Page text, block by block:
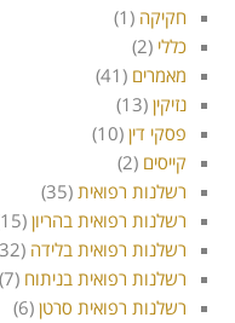
חקיקה (1)
כללי (2)
מאמרים (41)
נזיקין (13)
פסקי דין (10)
קייסים (2)
רשלנות רפואית (35)
רשלנות רפואית בהריון (15)
רשלנות רפואית בלידה (32)
רשלנות רפואית בניתוח (7)
רשלנות רפואית סרטן (6)